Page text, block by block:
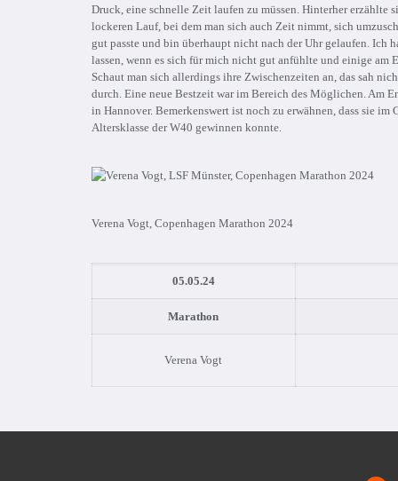
Druck, eine schnelle Zeit laufen zu müssen. Hinterher
lockeren Lauf, bei dem man sich auch Zeit nimmt, sich
gut passte und bin überhaupt nicht nach der Uhr gelaufen. Ich
lassen, wenn es sich für mich nicht gut anfühlte und einige
Schaut man sich allerdings ihre Zwischenzeiten an, das sah
durch. Eine neue Bestzeit war im Bereich des Möglichen. Am
in Hannover. Bemerkenswert ist noch zu erwähnen, dass sie
Altersklasse der W40 gewinnen konnte.
Verena Vogt, Copenhagen Marathon 2024
05.05.24
Marathon
Verena Vogt